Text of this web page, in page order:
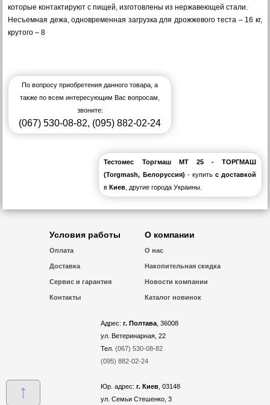
которые контактируют с пищей, изготовлены из нержавеющей стали.
Несъемная дежа, одновременная загрузка для дрожжевого теста – 16 кг,
крутого – 8
По вопросу приобретения данного товара, а
также по всем интересующим Вас вопросам,
звоните:
(067) 530-08-82, (095) 882-02-24
Тестомес Торгмаш МТ 25 - ТОРГМАШ
(Torgmash, Белоруссия) - купитьс доставкой
вКиев , другие города Украины.
↑
Условия работы
Оплата
Доставка
Сервис и гарантия
Контакты
О компании
О нас
Накопительная скидка
Новости компании
Каталог новинок
Адрес: г. Полтава, 36008
ул. Ветеринарная, 22
Тел. (067) 530-08-82
(095) 882-02-24
Юр. адрес: г. Киев, 03148
ул. Семьи Стешенко, 3